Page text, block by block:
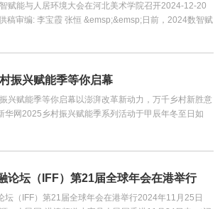
赋能与人居环境大会在河北美术学院召开2024-12-20
稿审编: 李宝霞 张恒 &emsp;&emsp;日前，2024数智赋
振兴赋能季等你启幕
兴赋能季等你启幕以澎湃改革新动力，万千乡村新胜意
华网2025乡村振兴赋能季系列活动于甲辰年冬至日如
论坛（IFF）第21届全球年会在港举行
坛（IFF）第21届全球年会在港举行2024年11月25日